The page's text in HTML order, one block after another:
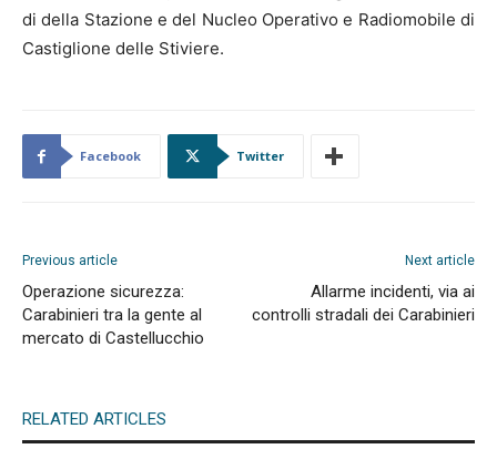
di della Stazione e del Nucleo Operativo e Radiomobile di
Castiglione delle Stiviere.
Facebook Twitter
Previous article
Operazione sicurezza:
Carabinieri tra la gente al
mercato di Castellucchio
Next article
Allarme incidenti, via ai
controlli stradali dei Carabinieri
RELATED ARTICLES